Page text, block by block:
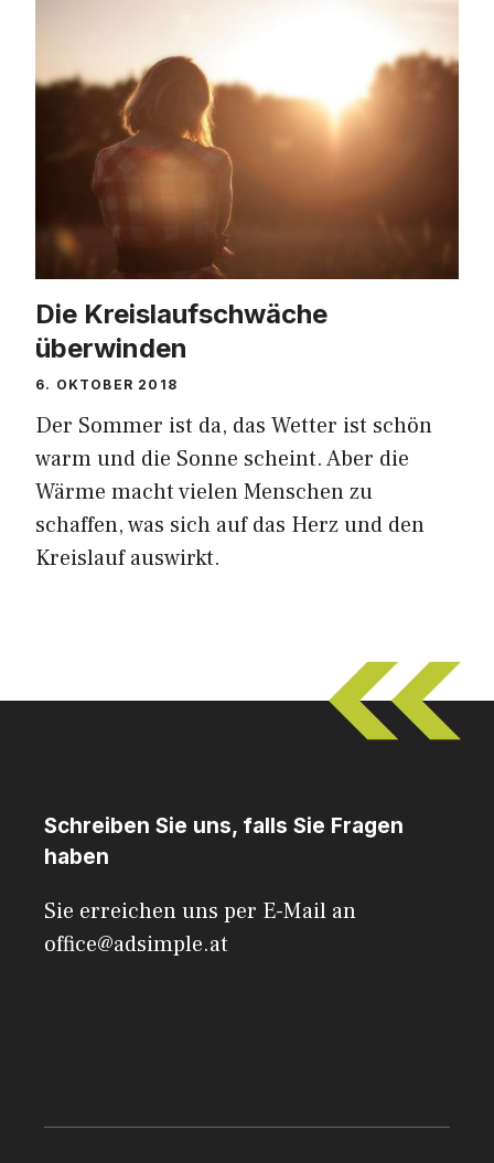
Die Kreislaufschwäche
überwinden
6. OKTOBER 2018
Der Sommer ist da, das Wetter ist schön
warm und die Sonne scheint. Aber die
Wärme macht vielen Menschen zu
schaffen, was sich auf das Herz und den
Kreislauf auswirkt.
Schreiben Sie uns, falls Sie Fragen
haben
Sie erreichen uns per E-Mail an
office@adsimple.at